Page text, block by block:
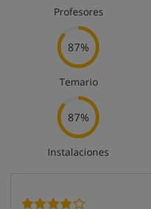
Profesores
87%
Temario
87%
Instalaciones